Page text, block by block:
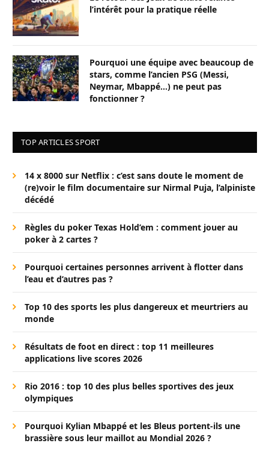
l’intérêt pour la pratique réelle
Pourquoi une équipe avec beaucoup de
stars, comme l’ancien PSG (Messi,
Neymar, Mbappé…) ne peut pas
fonctionner ?
TOP ARTICLES SPORT
14 x 8000 sur Netflix : c’est sans doute le moment de
(re)voir le film documentaire sur Nirmal Puja, l’alpiniste
décédé
Règles du poker Texas Hold’em : comment jouer au
poker à 2 cartes ?
Pourquoi certaines personnes arrivent à flotter dans
l’eau et d’autres pas ?
Top 10 des sports les plus dangereux et meurtriers au
monde
Résultats de foot en direct : top 11 meilleures
applications live scores 2026
Rio 2016 : top 10 des plus belles sportives des jeux
olympiques
Pourquoi Kylian Mbappé et les Bleus portent-ils une
brassière sous leur maillot au Mondial 2026 ?